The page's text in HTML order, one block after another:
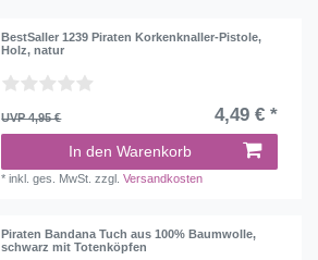
BestSaller 1239 Piraten Korkenknaller-Pistole,
Holz, natur
UVP 4,95 € 4,49 € *
In den Warenkorb
*inkl. ges. MwSt. zzgl.Versandkosten
Piraten Bandana Tuch aus 100% Baumwolle,
schwarz mit Totenköpfen